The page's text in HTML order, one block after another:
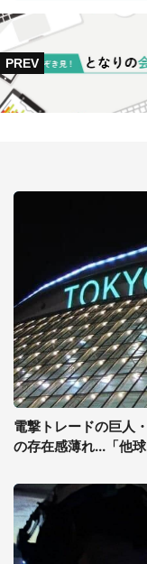
電撃トレードの巨人
の存在感薄れ...「他